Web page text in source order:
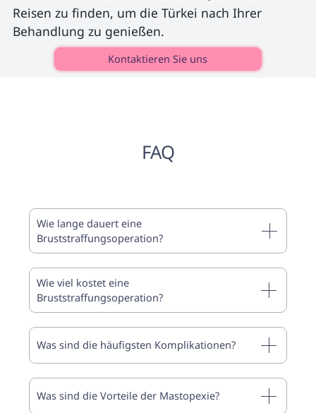
Reisen zu finden, um die Türkei nach Ihrer
Behandlung zu genießen.
Kontaktieren Sie uns
FAQ
Wie lange dauert eine
Bruststraffungsoperation?
Wie viel kostet eine
Bruststraffungsoperation?
Was sind die häufigsten Komplikationen?
Was sind die Vorteile der Mastopexie?